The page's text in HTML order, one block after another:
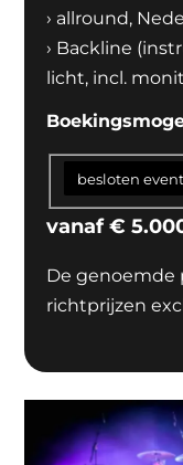
› allround,
› Backline
licht, incl.
besloten event
vanaf€
De genoemde
richtprijzen